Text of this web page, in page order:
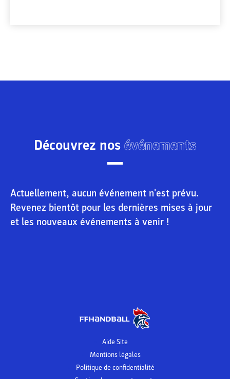
Découvrez nos événements
Actuellement, aucun événement n'est prévu.
Revenez bientôt pour les dernières mises à jour
et les nouveaux événements à venir !
Aide Site
Mentions légales
Politique de confidentialité